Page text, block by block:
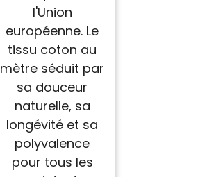
l'Union
européenne. Le
tissu coton au
mètre séduit par
sa douceur
naturelle, sa
longévité et sa
polyvalence
pour tous les